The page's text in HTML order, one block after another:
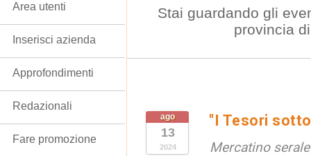
Stai guardando gli
provincia
ago
13
2024
"I Tesori
Mercatino serale
Area utenti
Inserisci azienda
Approfondimenti
Redazionali
Fare promozione